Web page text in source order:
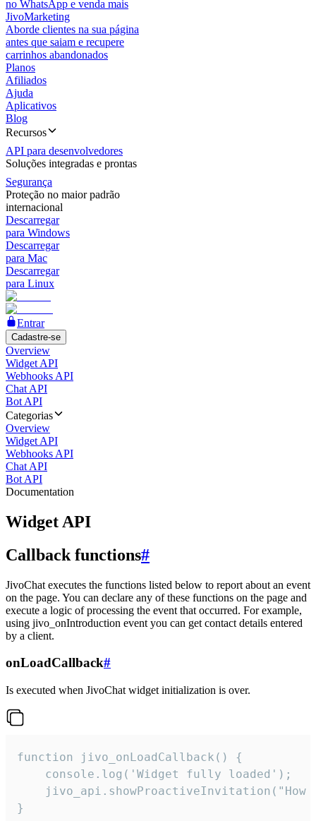
no WhatsApp e venda mais
JivoMarketing
Aborde clientes na sua página
antes que saiam e recupere
carrinhos abandonados
Planos
Afiliados
Ajuda
Aplicativos
Blog
Recursos
API para desenvolvedores
Soluções integradas e prontas
Segurança
Proteção no maior padrão
internacional
Descarregar
para Windows
Descarregar
para Mac
Descarregar
para Linux
Entrar
Cadastre-se
Overview
Widget API
Webhooks API
Chat API
Bot API
Categorias
Overview
Widget API
Webhooks API
Chat API
Bot API
Documentation
Widget API
Callback functions#
JivoChat executes the functions listed below to report about an event
on the page. You can declare any of these functions on the page and
execute a logic of processing the event that occurred. For example,
using jivo_onIntroduction event you can get contact details entered
by a client.
onLoadCallback#
Is executed when JivoChat widget initialization is over.
function jivo_onLoadCallback() {
    console.log('Widget fully loaded');
jivo_api.showProactiveInvitation("How
}